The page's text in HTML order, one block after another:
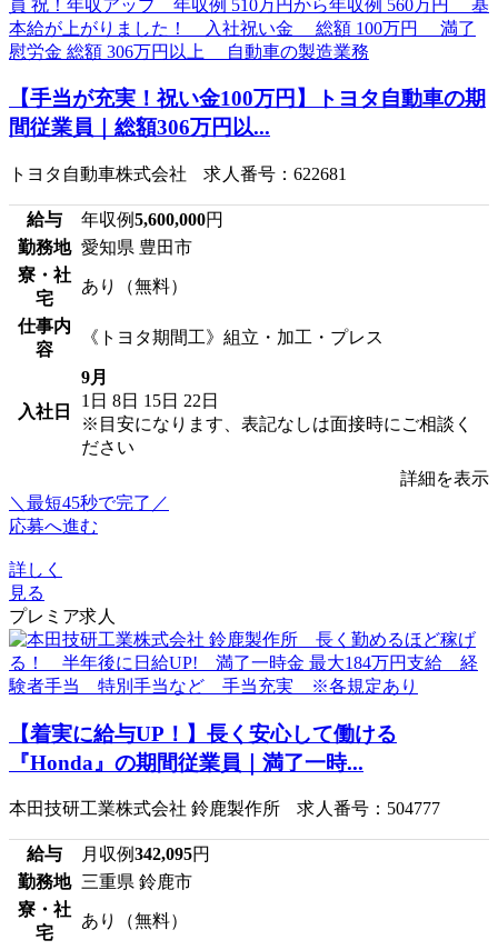
【手当が充実！祝い金100万円】トヨタ自動車の期
間従業員｜総額306万円以...
トヨタ自動車株式会社 求人番号：622681
給与 年収例5,600,000円
勤務地 愛知県 豊田市
寮・社
宅
あり（無料）
仕事内
容
《トヨタ期間工》組立・加工・プレス
入社日
9月
1日 8日 15日 22日
※目安になります、表記なしは面接時にご相談く
ださい
詳細を表示
＼最短45秒で完了／
応募へ進む
詳しく
見る
プレミア求人
【着実に給与UP！】長く安心して働ける
『Honda』の期間従業員｜満了一時...
本田技研工業株式会社 鈴鹿製作所 求人番号：504777
給与 月収例342,095円
勤務地 三重県 鈴鹿市
寮・社
宅
あり（無料）